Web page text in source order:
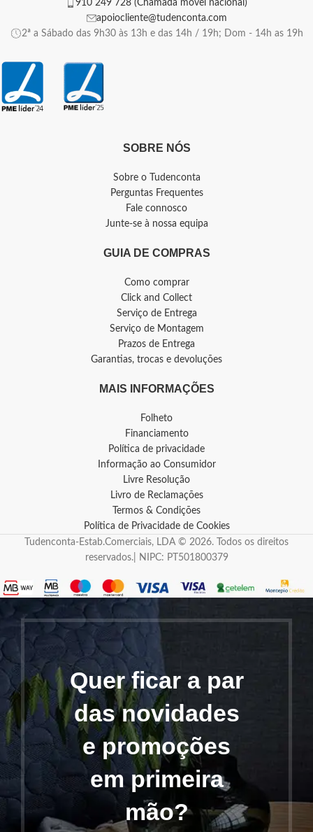
910 249 728 (Chamada móvel nacional)
apoiocliente@tudenconta.com
2ª a Sábado das 9h30 às 13h e das 14h / 19h; Dom - 14h as 19h
SOBRE NÓS
Sobre o Tudenconta
Perguntas Frequentes
Fale connosco
Junte-se à nossa equipa
GUIA DE COMPRAS
Como comprar
Click and Collect
Serviço de Entrega
Serviço de Montagem
Prazos de Entrega
Garantias, trocas e devoluções
MAIS INFORMAÇÕES
Folheto
Financiamento
Política de privacidade
Informação ao Consumidor
Livre Resolução
Livro de Reclamações
Termos & Condições
Política de Privacidade de Cookies
Tudenconta-Estab.Comerciais, LDA © 2026. Todos os direitos
reservados.| NIPC: PT501800379
Quer ficar a par
das novidades
e promoções
em primeira
mão?